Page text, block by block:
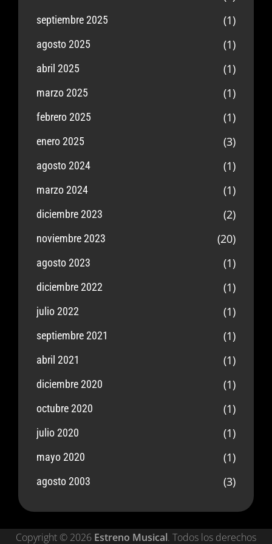
septiembre 2025 (1)
agosto 2025 (1)
abril 2025 (1)
marzo 2025 (1)
febrero 2025 (1)
enero 2025 (3)
agosto 2024 (1)
marzo 2024 (1)
diciembre 2023 (2)
noviembre 2023 (20)
agosto 2023 (1)
diciembre 2022 (1)
julio 2022 (1)
septiembre 2021 (1)
abril 2021 (1)
diciembre 2020 (1)
octubre 2020 (1)
julio 2020 (1)
mayo 2020 (1)
agosto 2003 (3)
Copyright © 2026 Estreno Musical. Todos los derechos